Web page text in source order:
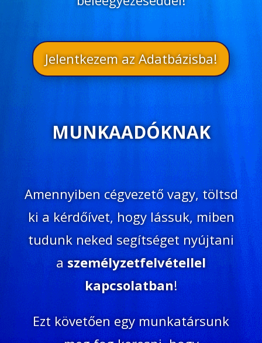
Jelentkezem az Adatbázisba!
MUNKAADÓKNAK
Amennyiben cégvezető vagy, töltsd
ki a kérdőívet, hogy lássuk, miben
tudunk neked segítséget nyújtani
aszemélyzetfelvétellel
kapcsolatban!
Ezt követően egy munkatársunk